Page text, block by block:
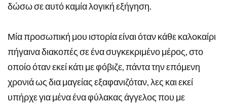
δώσω σε αυτό καμία λογική εξήγηση.
Μία προσωπική μου ιστορία είναι όταν κάθε καλοκαίρι
πήγαινα διακοπές σε ένα συγκεκριμένο μέρος, στο
οποίο όταν εκεί κάτι με φόβιζε, πάντα την επόμενη
χρονιά ως δια μαγείας εξαφανιζόταν, λες και εκεί
υπήρχε για μένα ένα φύλακας άγγελος που με